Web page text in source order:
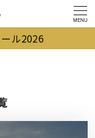
MENU
ル2026